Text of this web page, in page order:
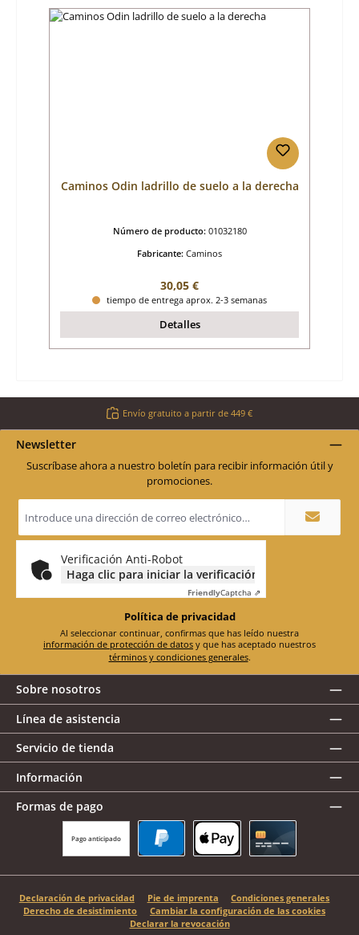
Caminos Odin ladrillo de suelo a la derecha
Número de producto: 01032180
Fabricante: Caminos
Precio normal:
30,05 €
tiempo de entrega aprox. 2-3 semanas
Detalles
Envío gratuito a partir de 449 €
Newsletter
Suscríbase ahora a nuestro boletín para recibir información útil y
promociones.
de
correo
electrónico
Verificación Anti-Robot
Haga clic para iniciar la verificación
FriendlyCaptcha ⇗
Política de privacidad
información de protección de datos
términos y condiciones generales.
Sobre nosotros
Línea de asistencia
Servicio de tienda
Información
Formas de pago
Pago anticipado
Declaración de privacidad Pie de imprenta
Condiciones generales
Derecho de desistimiento
Cambiar la configuración de las cookies
Declarar la revocación